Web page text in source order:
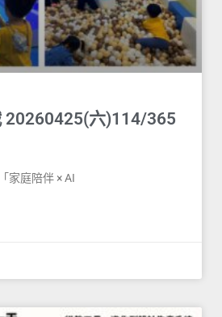
20260425(六)114/365
家庭陪伴 × AI